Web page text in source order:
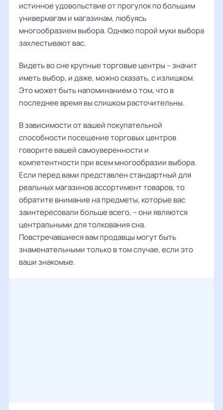
истинное удовольствие от прогулок по большим
универмагам и магазинам, любуясь
многообразием выбора. Однако порой муки выбора
захлестывают вас.
Видеть во сне крупные торговые центры – значит
иметь выбор, и даже, можно сказать, с излишком.
Это может быть напоминанием о том, что в
последнее время вы слишком расточительны.
В зависимости от вашей покупательной
способности посещение торговых центров
говорите вашей самоуверенности и
компетентности при всем многообразии выбора.
Если перед вами представлен стандартный для
реальных магазинов ассортимент товаров, то
обратите внимание на предметы, которые вас
заинтересовали больше всего, – они являются
центральными для толкования сна.
Повстречавшиеся вам продавцы могут быть
знаменательными только в том случае, если это
ваши знакомые.